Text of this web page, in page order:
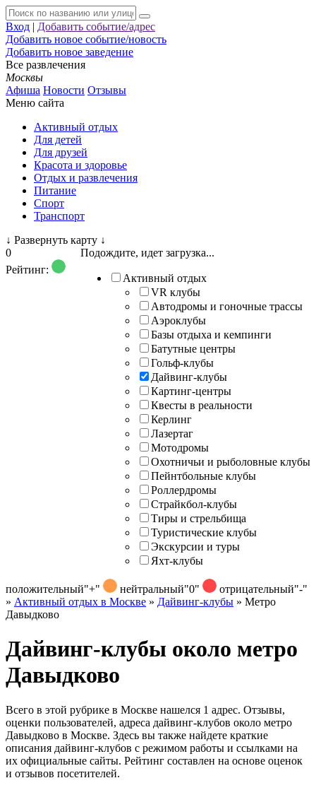
Вход | Добавить событие/адрес
Добавить новое событие/новость
Добавить новое заведение
Все развлечения
Москвы
Афиша Новости Отзывы
Меню сайта
Активный отдых
Для детей
Для друзей
Красота и здоровье
Отдых и развлечения
Питание
Спорт
Транспорт
↓ Развернуть карту ↓
Подождите, идет загрузка...
Активный отдых
VR клубы
Автодромы и гоночные трассы
Аэроклубы
Базы отдыха и кемпинги
Батутные центры
Гольф-клубы
Дайвинг-клубы
Картинг-центры
Квесты в реальности
Керлинг
Лазертаг
Мотодромы
Охотничьи и рыболовные клубы
Пейнтбольные клубы
Роллердромы
Страйкбол-клубы
Тиры и стрельбища
Туристические клубы
Экскурсии и туры
Яхт-клубы
0
Рейтинг:
положительный"+" нейтральный"0" отрицательный"-"
» Активный отдых в Москве » Дайвинг-клубы » Метро
Давыдково
Дайвинг-клубы около метро
Давыдково
Всего в этой рубрике в Москве нашелся 1 адрес. Отзывы,
оценки пользователей, адреса дайвинг-клубов около метро
Давыдково в Москве. Здесь вы также найдете краткие
описания дайвинг-клубов с режимом работы и ссылками на
их официальные сайты. Рейтинг составлен на основе оценок
и отзывов посетителей.